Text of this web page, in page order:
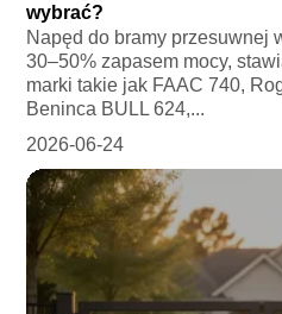
wybrać?
Napęd do bramy przesuwnej
30–50% zapasem mocy,
marki takie jak FAAC 740,
Beninca BULL 624,...
2026-06-24